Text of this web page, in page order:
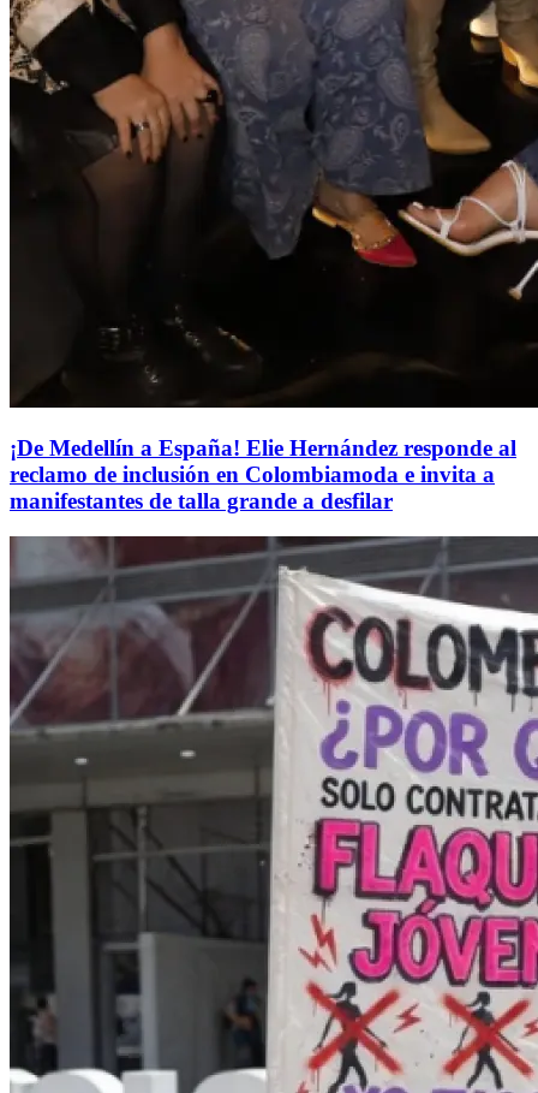
¡De Medellín a España! Elie Hernández responde al
reclamo de inclusión en Colombiamoda e invita a
manifestantes de talla grande a desfilar